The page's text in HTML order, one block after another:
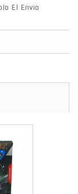
El Envio